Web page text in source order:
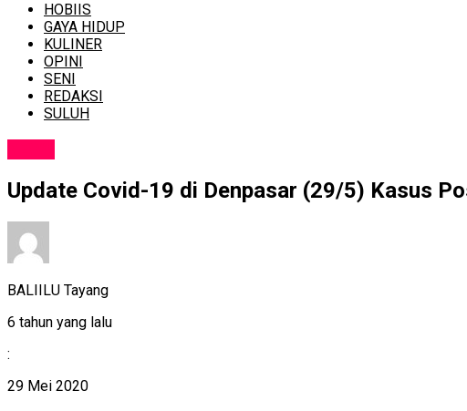
HOBIIS
GAYA HIDUP
KULINER
OPINI
SENI
REDAKSI
SULUH
Update Covid-19 di Denpasar (29/5) Kasus
BALIILU Tayang
6 tahun yang lalu
:
29 Mei 2020